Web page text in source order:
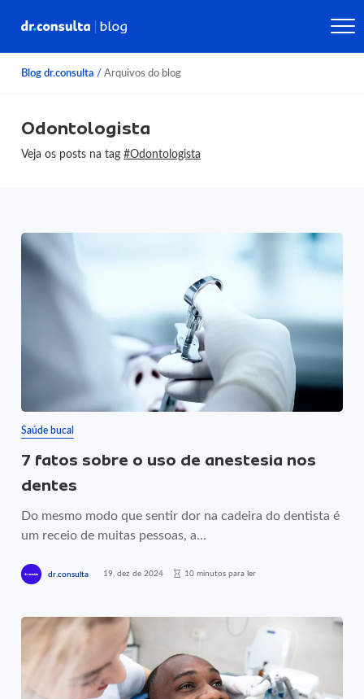
Blog dr.consulta / Arquivos do blog
Odontologista
Veja os posts na tag#Odontologista
Saúde bucal
7 fatos sobre o uso de anestesia nos
dentes
Do mesmo modo que sentir dor na cadeira do dentista é
um receio de muitas pessoas, a...
dr.consulta 19, dez de 2024 10 minutos para ler